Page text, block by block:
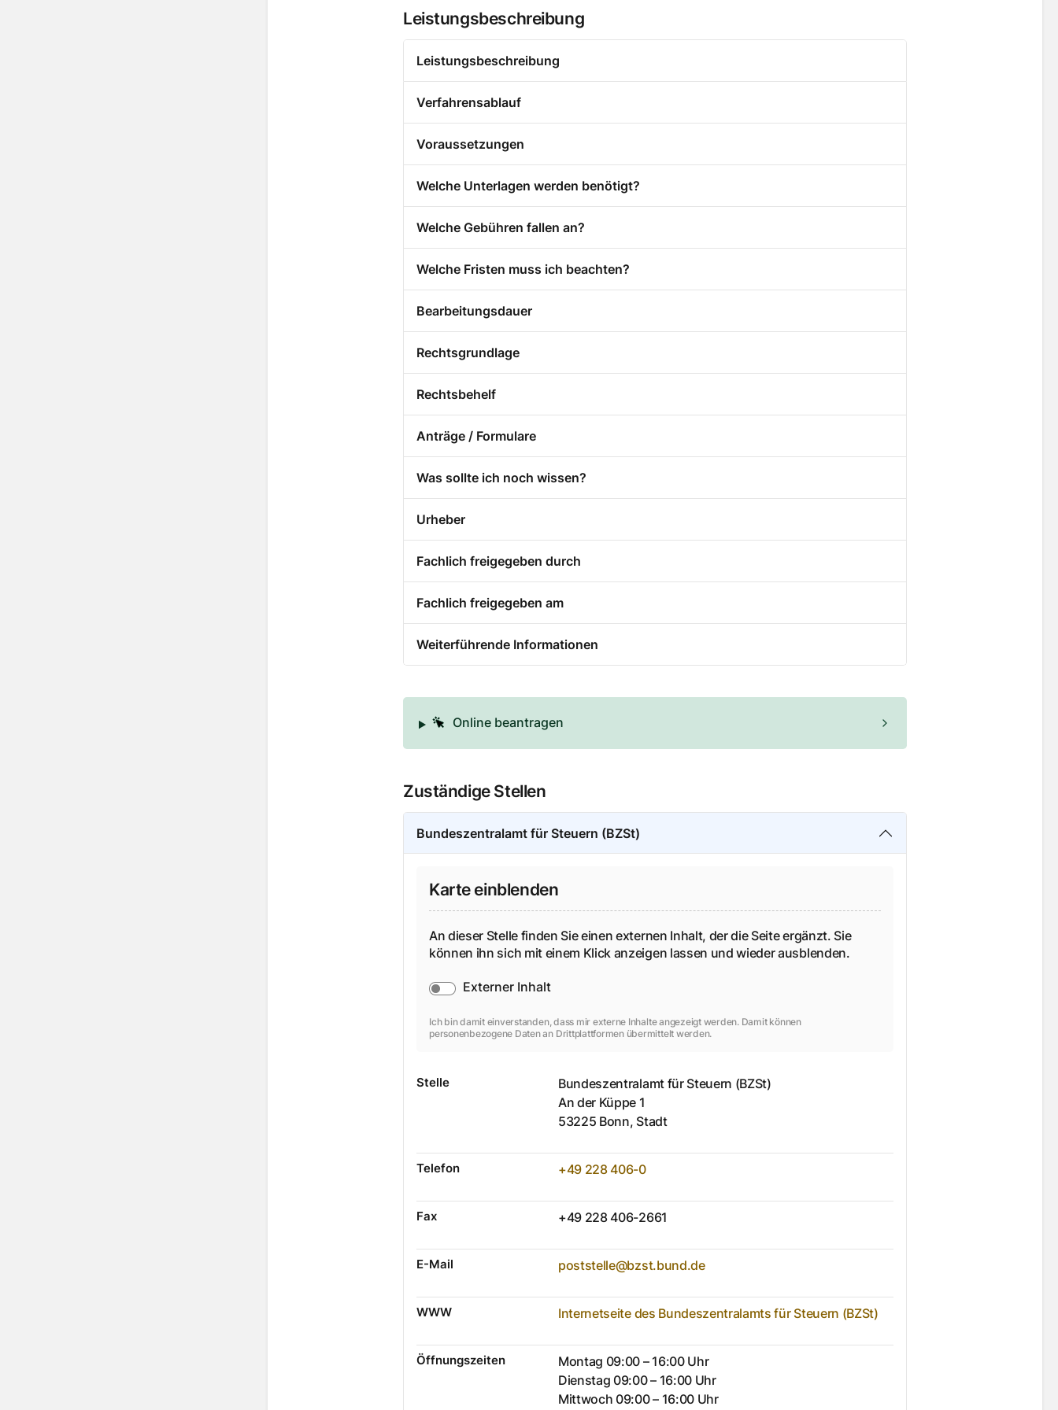
Leistungsbeschreibung
Leistungsbeschreibung
Verfahrensablauf
Voraussetzungen
Welche Unterlagen werden benötigt?
Welche Gebühren fallen an?
Welche Fristen muss ich beachten?
Bearbeitungsdauer
Rechtsgrundlage
Rechtsbehelf
Anträge / Formulare
Was sollte ich noch wissen?
Urheber
Fachlich freigegeben durch
Fachlich freigegeben am
Weiterführende Informationen
Online beantragen
Zuständige Stellen
Bundeszentralamt für Steuern (BZSt)
Karte einblenden
An dieser Stelle finden Sie einen externen Inhalt, der die Seite ergänzt. Sie
können ihn sich mit einem Klick anzeigen lassen und wieder ausblenden.
Externer Inhalt
Ich bin damit einverstanden, dass mir externe Inhalte angezeigt werden. Damit können
personenbezogene Daten an Drittplattformen übermittelt werden.
Stelle
Bundeszentralamt für Steuern (BZSt)
An der Küppe 1
53225 Bonn, Stadt
Telefon +49 228 406-0
Fax +49 228 406-2661
E-Mail poststelle@bzst.bund.de
WWW Internetseite des Bundeszentralamts für Steuern (BZSt)
Öffnungszeiten
Montag 09:00 – 16:00 Uhr
Dienstag 09:00 – 16:00 Uhr
Mittwoch 09:00 – 16:00 Uhr